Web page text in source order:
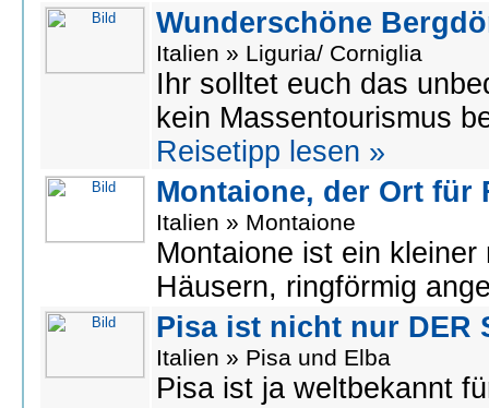
Wunderschöne
Italien » Liguria/ Corniglia
Ihr solltet euch das
kein Massentourismus
Reisetipp lesen »
Montaione, der Ort für
Italien » Montaione
Montaione ist ein
Häusern, ringförmig
Pisa ist nicht nur DER
Italien » Pisa und Elba
Pisa ist ja weltbekannt